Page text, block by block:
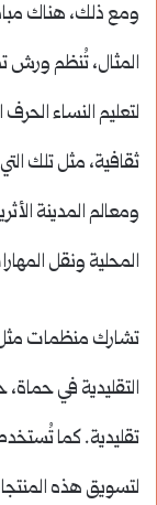
ومع ذلك، هناك
المثال، تُنظم
لتعليم النساء الحرف
ثقافية، مثل تلك
ومعالم المدينة
المحلية ونقل
التقليدية في
تقليدية. كما
لتسويق هذه